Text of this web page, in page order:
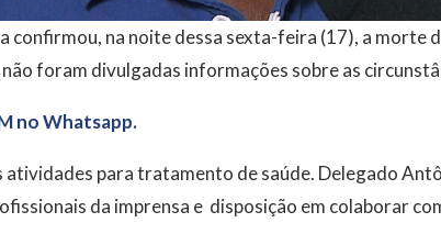
confirmou, na noite dessa sexta-feira (17), a morte
foram divulgadas informações sobre as
no Whatsapp.
atividades para tratamento de saúde. Delegado
da imprensa e disposição em colaborar